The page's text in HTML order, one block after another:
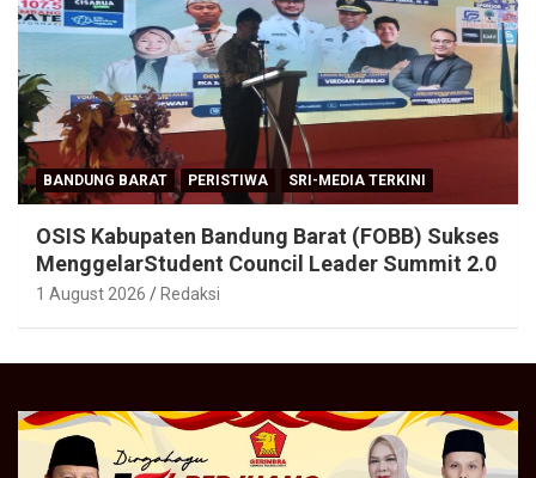
BANDUNG BARAT PERISTIWA SRI-MEDIA TERKINI
OSIS Kabupaten Bandung Barat (FOBB) Sukses
MenggelarStudent Council Leader Summit 2.0
1 August 2026 Redaksi